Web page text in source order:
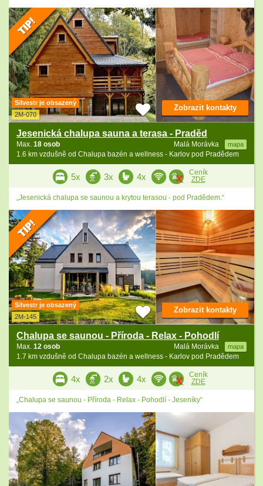
Silvestr je obsazený
2M-070
Jesenická chalupa sauna a terasa - Praděd
Malá Morávka mapa
Max. 18 osob
1.6 km vzdušně od Chalupa bazén a wellness - Karlov pod Pradědem
Zobrazit kontakty
5x 3x 4x
Ceník
ZDE
„Jesenická chalupa se saunou a krytou terasou - pod Pradědem.“
Silvestr je obsazený
2M-145
Chalupa se saunou - Příroda - Relax - Pohodlí
Malá Morávka mapa
Max. 12 osob
1.7 km vzdušně od Chalupa bazén a wellness - Karlov pod Pradědem
Zobrazit kontakty
4x 2x 4x
Ceník
ZDE
„Chalupa se saunou - Příroda - Relax - Pohodlí - Jeseníky“